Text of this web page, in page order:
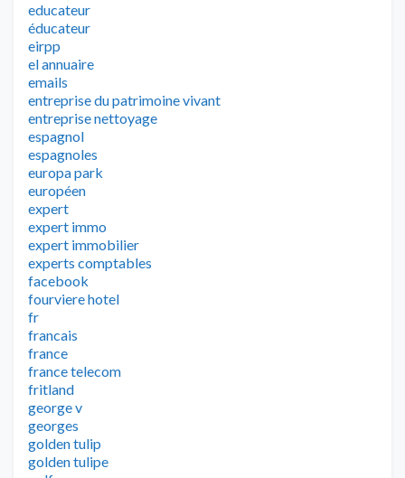
educateur
éducateur
eirpp
el annuaire
emails
entreprise du patrimoine vivant
entreprise nettoyage
espagnol
espagnoles
europa park
européen
expert
expert immo
expert immobilier
experts comptables
facebook
fourviere hotel
fr
francais
france
france telecom
fritland
george v
georges
golden tulip
golden tulipe